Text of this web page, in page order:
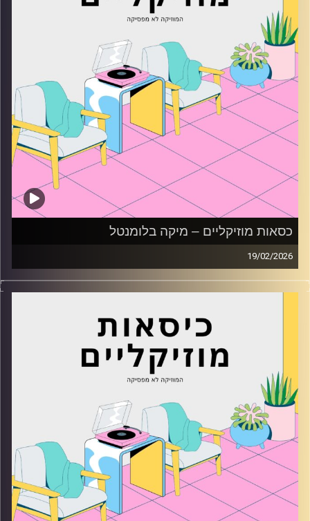
כסאות מוזיקליים – מיקה בלומנטל
19/02/2026
כסאות מוזיקליים עם מיקה בלומנטל